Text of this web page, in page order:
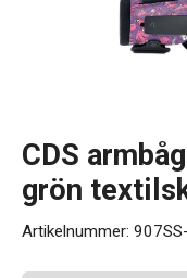
CDS
grön
Artikelnummer: